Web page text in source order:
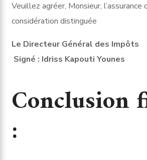
Veuillez agréer, Monsieur, l’assurance
considération distinguée
Le Directeur Général des Impôts
Signé : Idriss Kapouti Younes
Conclusion
: